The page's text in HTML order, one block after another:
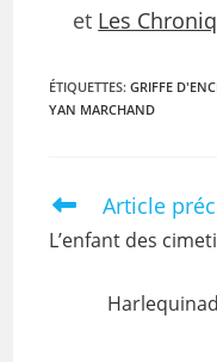
et Les
ÉTIQUETTES:GRIFFE
YAN MARCHAND
Article
L’enfant des